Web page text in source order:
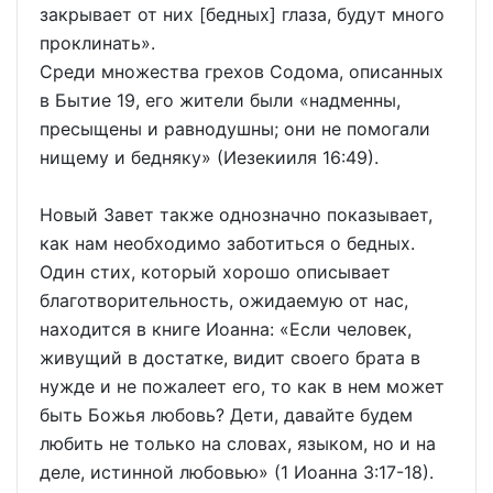
закрывает от них [бедных] глаза, будут много
проклинать».
Среди множества грехов Содома, описанных
в Бытие 19, его жители были «надменны,
пресыщены и равнодушны; они не помогали
нищему и бедняку» (Иезекииля 16:49).
Новый Завет также однозначно показывает,
как нам необходимо заботиться о бедных.
Один стих, который хорошо описывает
благотворительность, ожидаемую от нас,
находится в книге Иоанна: «Если человек,
живущий в достатке, видит своего брата в
нужде и не пожалеет его, то как в нем может
быть Божья любовь? Дети, давайте будем
любить не только на словах, языком, но и на
деле, истинной любовью» (1 Иоанна 3:17-18).